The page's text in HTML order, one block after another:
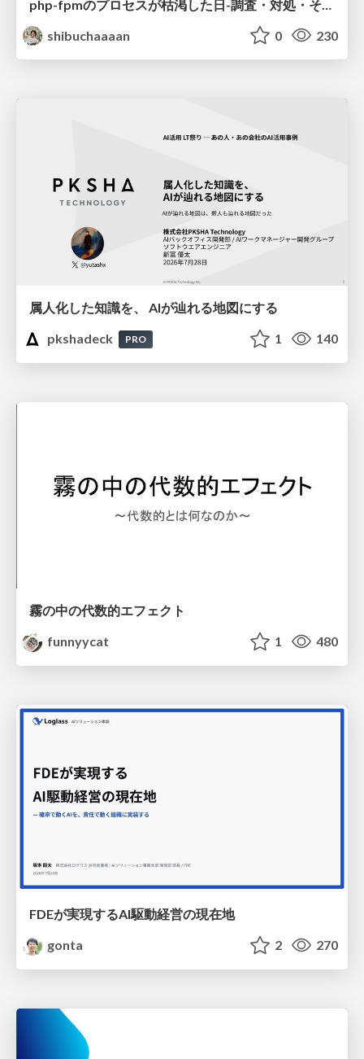
shibuchaaaan
0 230
属人化した知識を、 AIが辿れる地図にする
pkshadeck
PRO 1 140
霧の中の代数的エフェクト
funnyycat
1 480
FDEが実現するAI駆動経営の現在地
gonta
2 270